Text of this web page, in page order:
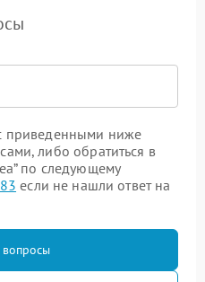
приведенными ниже
либо обратиться в
по следующему
если не нашли ответ на